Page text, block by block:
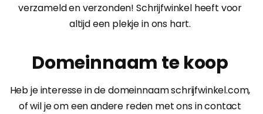
verzameld en verzonden! Schrijfwinkel heeft voor
altijd een plekje in ons hart.
Domeinnaam te koop
Heb je interesse in de domeinnaam schrijfwinkel.com,
of wil je om een andere reden met ons in contact